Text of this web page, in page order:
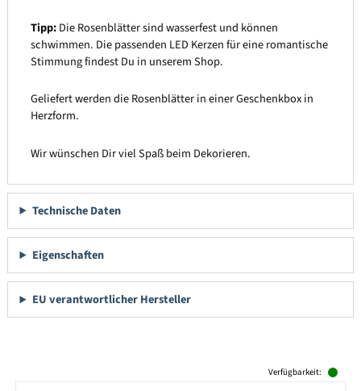
Tipp:Die Rosenblätter sind wasserfest und können
schwimmen. Die passenden LED Kerzen für eine romantische
Stimmung findest Du in unserem Shop.
Geliefert werden die Rosenblätter in einer Geschenkbox in
Herzform.
Wir wünschen Dir viel Spaß beim Dekorieren.
Technische Daten
Eigenschaften
EU verantwortlicher Hersteller
Verfügbarkeit: